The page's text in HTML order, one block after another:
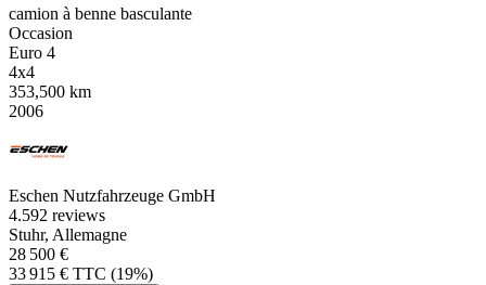
camion à benne basculante
Occasion
Euro 4
4x4
353,500 km
2006
Eschen Nutzfahrzeuge GmbH
4.592 reviews
Stuhr, Allemagne
28 500 €
33 915 € TTC (19%)